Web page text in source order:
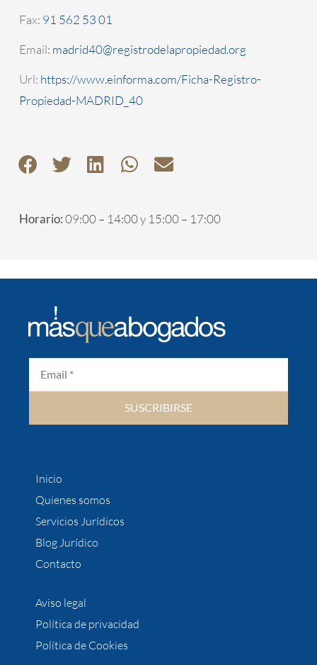
Fax: 91 562 53 01
Email: madrid40@registrodelapropiedad.org
Url: https://www.einforma.com/Ficha-Registro-
Propiedad-MADRID_40
Horario:09:00 – 14:00 y 15:00 – 17:00
SUSCRIBIRSE
Inicio
Quienes somos
Servicios Jurídicos
Blog Jurídico
Contacto
Aviso legal
Política de privacidad
Política de Cookies